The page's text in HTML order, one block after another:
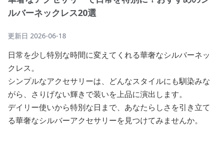
ルバーネックレス20選
更新日 2026-06-18
日常を少し特別な時間に変えてくれる華奢なシルバーネッ
クレス。
シンプルなアクセサリーは、どんなスタイルにも馴染みな
がら、さりげない輝きで装いを上品に演出します。
デイリー使いから特別な日まで、あなたらしさを引き立て
る華奢なシルバーアクセサリーを見つけてみませんか。